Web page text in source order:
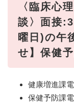
〈臨床心
談〉面接
曜日)の午
せ】保健
健康増進課
保健予防課